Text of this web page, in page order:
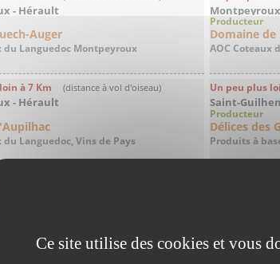
- Hérault
Auger
du Languedoc Montpeyroux
Producteur
Domaine de
AOC Coteaux
à 7 Km (distance à vol d'oiseau)
- Hérault
du Languedoc, Vins de Pays
Un peu plus
Saint-
Producteur
Délices des
Produits à
à 16 Km
Hérault Puéchabon
Ce site utilise des cookies et vous